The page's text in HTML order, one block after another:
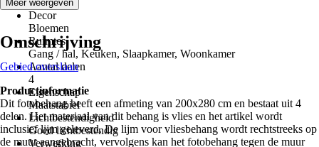
Roze
Decor
Bloemen
Ruimtes
Gang / hal, Keuken, Slaapkamer, Woonkamer
Aantal delen
4
Eigenschap
Maatstabiel
Lichtbestendigheid
Goed lichtbestendig
Verwerking
Meer weergeven
Omschrijving
Gebied overslaan
Productinformatie
Dit fotobehang heeft een afmeting van 200x280 cm en bestaat uit 4
delen. Het materiaal van dit behang is vlies en het artikel wordt
inclusief lijm geleverd. De lijm voor vliesbehang wordt rechtstreeks op
de muur aangebracht, vervolgens kan het fotobehang tegen de muur